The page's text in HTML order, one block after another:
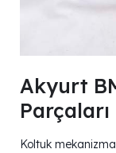
Akyurt
Parçaları
Koltuk